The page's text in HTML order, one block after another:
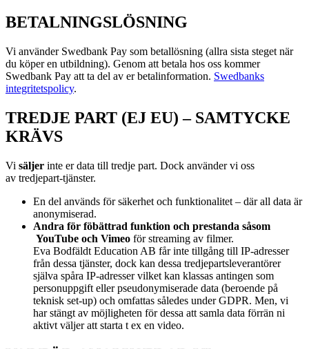
BETALNINGSLÖSNING
Vi använder Swedbank Pay som betallösning (allra sista steget när
du köper en utbildning). Genom att betala hos oss kommer
Swedbank Pay att ta del av er betalinformation. Swedbanks
integritetspolicy.
TREDJE PART (EJ EU) – SAMTYCKE
KRÄVS
Vi säljer inte er data till tredje part. Dock använder vi oss
av tredjepart-tjänster.
En del används för säkerhet och funktionalitet – där all data är
anonymiserad.
Andra för föbättrad funktion och prestanda såsom
YouTube och Vimeo för streaming av filmer.
Eva Bodfäldt Education AB får inte tillgång till IP-adresser
från dessa tjänster, dock kan dessa tredjepartsleverantörer
själva spåra IP-adresser vilket kan klassas antingen som
personuppgift eller pseudonymiserade data (beroende på
teknisk set-up) och omfattas således under GDPR. Men, vi
har stängt av möjligheten för dessa att samla data förrän ni
aktivt väljer att starta t ex en video.